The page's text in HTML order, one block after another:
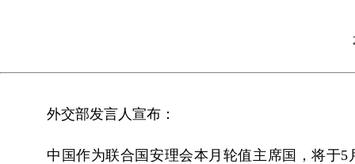
外交部发言人宣布：
中国作为联合国安理会本月轮值主席国，将于